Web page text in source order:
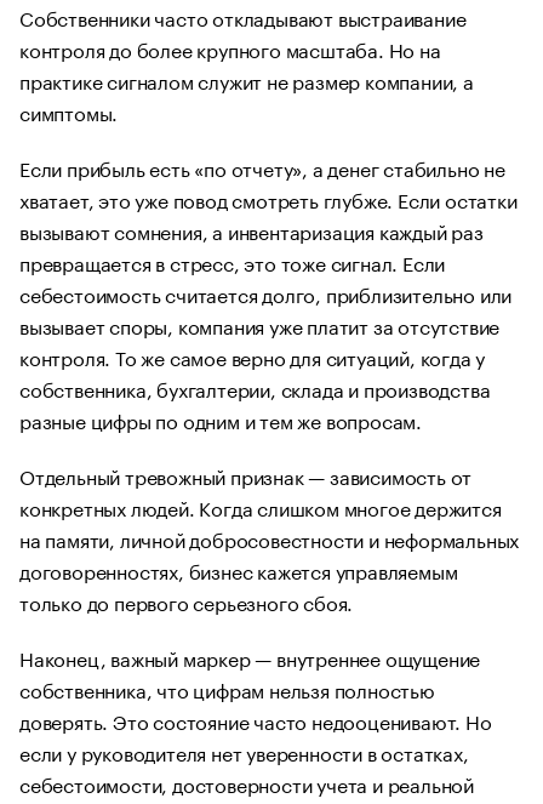
Собственники часто откладывают выстраивание
контроля до более крупного масштаба. Но на
практике сигналом служит не размер компании, а
симптомы.
Если прибыль есть «по отчету», а денег стабильно не
хватает, это уже повод смотреть глубже. Если остатки
вызывают сомнения, а инвентаризация каждый раз
превращается в стресс, это тоже сигнал. Если
себестоимость считается долго, приблизительно или
вызывает споры, компания уже платит за отсутствие
контроля. То же самое верно для ситуаций, когда у
собственника, бухгалтерии, склада и производства
разные цифры по одним и тем же вопросам.
Отдельный тревожный признак — зависимость от
конкретных людей. Когда слишком многое держится
на памяти, личной добросовестности и неформальных
договоренностях, бизнес кажется управляемым
только до первого серьезного сбоя.
Наконец, важный маркер — внутреннее ощущение
собственника, что цифрам нельзя полностью
доверять. Это состояние часто недооценивают. Но
если у руководителя нет уверенности в остатках,
себестоимости, достоверности учета и реальной